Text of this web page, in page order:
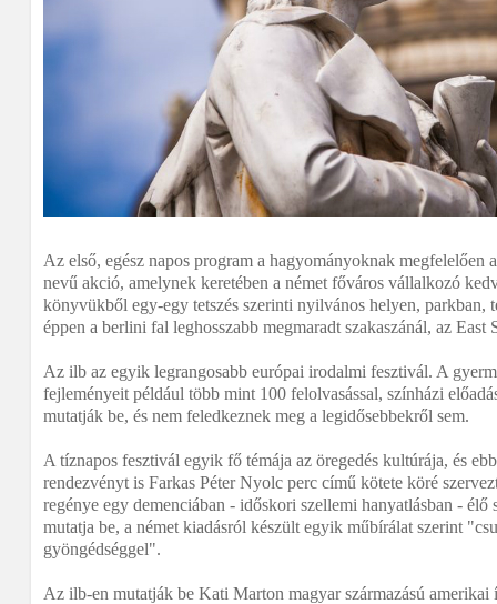
Az első, egész napos program a hagyományoknak
nevű akció, amelynek keretében a német főváros vállalkozó
könyvükből egy-egy tetszés szerinti nyilvános helyen, parkban,
éppen a berlini fal leghosszabb megmaradt szakaszánál, az East
Az ilb az egyik legrangosabb európai irodalmi fesztivál. A
fejleményeit például több mint 100 felolvasással, színházi
mutatják be, és nem feledkeznek meg a legidősebbekről sem.
A tíznapos fesztivál egyik fő témája az öregedés kultúrája, és
rendezvényt is Farkas Péter Nyolc perc című kötete köré
regénye egy demenciában - időskori szellemi hanyatlásban - élő
mutatja be, a német kiadásról készült egyik műbírálat szerint
gyöngédséggel".
Az ilb-en mutatják be Kati Marton magyar származású